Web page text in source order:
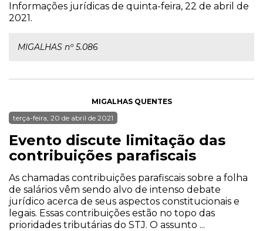
Informações jurídicas de quinta-feira, 22 de abril de
2021.
MIGALHAS nº 5.086
MIGALHAS QUENTES
terça-feira, 20 de abril de 2021
Evento discute limitação das
contribuições parafiscais
As chamadas contribuições parafiscais sobre a folha
de salários vêm sendo alvo de intenso debate
jurídico acerca de seus aspectos constitucionais e
legais. Essas contribuições estão no topo das
prioridades tributárias do STJ. O assunto ...